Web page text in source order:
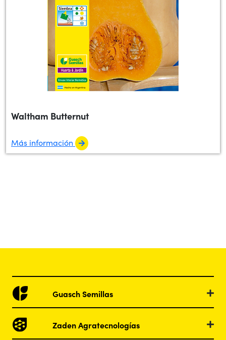
Waltham Butternut
Más información
Guasch Semillas
Zaden Agratecnologías